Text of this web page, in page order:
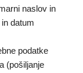
naslov in
datum
podatke
(pošiljanje